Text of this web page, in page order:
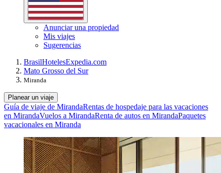
Anunciar una propiedad
Mis viajes
Sugerencias
BrasilHotelesExpedia.com
Mato Grosso del Sur
Miranda
Planear un viaje
Guía de viaje de MirandaRentas de hospedaje para las vacaciones
en MirandaVuelos a MirandaRenta de autos en MirandaPaquetes
vacacionales en Miranda